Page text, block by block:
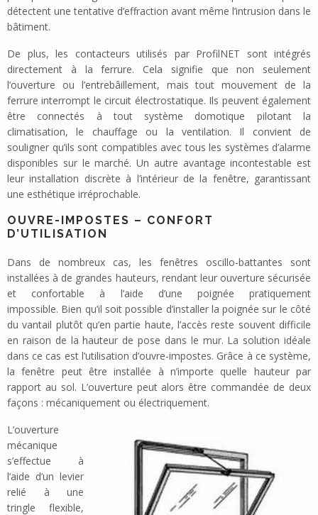
détectent une tentative d’effraction avant même l’intrusion dans le
bâtiment.
De plus, les contacteurs utilisés par ProfilNET sont intégrés
directement à la ferrure. Cela signifie que non seulement
l’ouverture ou l’entrebâillement, mais tout mouvement de la
ferrure interrompt le circuit électrostatique. Ils peuvent également
être connectés à tout système domotique pilotant la
climatisation, le chauffage ou la ventilation. Il convient de
souligner qu’ils sont compatibles avec tous les systèmes d’alarme
disponibles sur le marché. Un autre avantage incontestable est
leur installation discrète à l’intérieur de la fenêtre, garantissant
une esthétique irréprochable.
OUVRE-IMPOSTES – CONFORT
D’UTILISATION
Dans de nombreux cas, les fenêtres oscillo-battantes sont
installées à de grandes hauteurs, rendant leur ouverture sécurisée
et confortable à l’aide d’une poignée pratiquement
impossible. Bien qu’il soit possible d’installer la poignée sur le côté
du vantail plutôt qu’en partie haute, l’accès reste souvent difficile
en raison de la hauteur de pose dans le mur. La solution idéale
dans ce cas est l’utilisation d’ouvre-impostes. Grâce à ce système,
la fenêtre peut être installée à n’importe quelle hauteur par
rapport au sol. L’ouverture peut alors être commandée de deux
façons : mécaniquement ou électriquement.
L’ouverture
mécanique
s’effectue à
l’aide d’un levier
relié à une
tringle flexible,